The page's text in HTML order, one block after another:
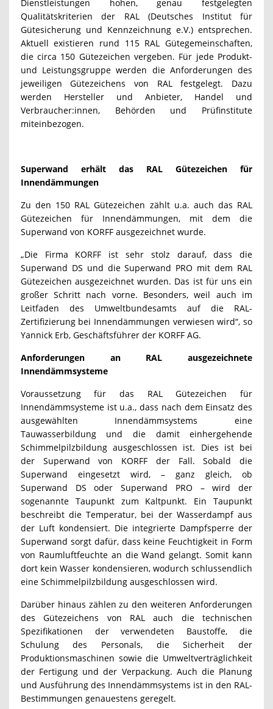
Dienstleistungen hohen, genau festgelegten
Qualitätskriterien der RAL (Deutsches Institut für
Gütesicherung und Kennzeichnung e.V.) entsprechen.
Aktuell existieren rund 115 RAL Gütegemeinschaften,
die circa 150 Gütezeichen vergeben. Für jede Produkt-
und Leistungsgruppe werden die Anforderungen des
jeweiligen Gütezeichens von RAL festgelegt. Dazu
werden Hersteller und Anbieter, Handel und
Verbraucher:innen, Behörden und Prüfinstitute
miteinbezogen.
Superwand erhält das RAL Gütezeichen für
Innendämmungen
Zu den 150 RAL Gütezeichen zählt u.a. auch das RAL
Gütezeichen für Innendämmungen, mit dem die
Superwand von KORFF ausgezeichnet wurde.
„Die Firma KORFF ist sehr stolz darauf, dass die
Superwand DS und die Superwand PRO mit dem RAL
Gütezeichen ausgezeichnet wurden. Das ist für uns ein
großer Schritt nach vorne. Besonders, weil auch im
Leitfaden des Umweltbundesamts auf die RAL-
Zertifizierung bei Innendämmungen verwiesen wird“, so
Yannick Erb, Geschäftsführer der KORFF AG.
Anforderungen an RAL ausgezeichnete
Innendämmsysteme
Voraussetzung für das RAL Gütezeichen für
Innendämmsysteme ist u.a., dass nach dem Einsatz des
ausgewählten Innendämmsystems eine
Tauwasserbildung und die damit einhergehende
Schimmelpilzbildung ausgeschlossen ist. Dies ist bei
der Superwand von KORFF der Fall. Sobald die
Superwand eingesetzt wird, – ganz gleich, ob
Superwand DS oder Superwand PRO – wird der
sogenannte Taupunkt zum Kaltpunkt. Ein Taupunkt
beschreibt die Temperatur, bei der Wasserdampf aus
der Luft kondensiert. Die integrierte Dampfsperre der
Superwand sorgt dafür, dass keine Feuchtigkeit in Form
von Raumluftfeuchte an die Wand gelangt. Somit kann
dort kein Wasser kondensieren, wodurch schlussendlich
eine Schimmelpilzbildung ausgeschlossen wird.
Darüber hinaus zählen zu den weiteren Anforderungen
des Gütezeichens von RAL auch die technischen
Spezifikationen der verwendeten Baustoffe, die
Schulung des Personals, die Sicherheit der
Produktionsmaschinen sowie die Umweltverträglichkeit
der Fertigung und der Verpackung. Auch die Planung
und Ausführung des Innendämmsystems ist in den RAL-
Bestimmungen genauestens geregelt.